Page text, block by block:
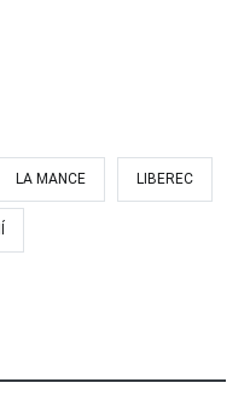
LA MANCE LIBEREC